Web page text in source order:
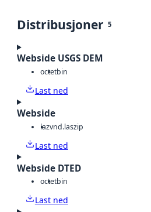
Distribusjoner 5
Webside USGS DEM
octetbin
Last ned
Webside
lazvnd.laszip
Last ned
Webside DTED
octetbin
Last ned